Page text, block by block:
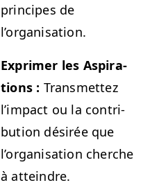
principes de
l’organisation.
Exprimer les Aspi­ra­
tions : Trans­met­tez
l’im­pact ou la con­tri­
bu­tion désirée que
l’or­gan­i­sa­tion cherche
à atteindre.